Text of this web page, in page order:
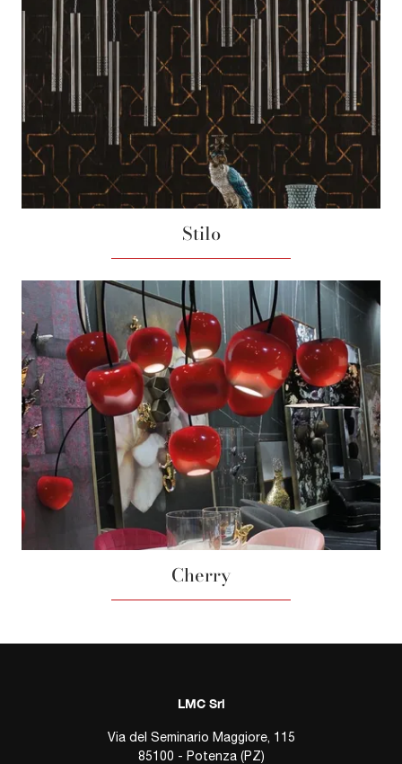
Stilo
Cherry
LMC Srl
Via del Seminario Maggiore, 115
85100 - Potenza (PZ)